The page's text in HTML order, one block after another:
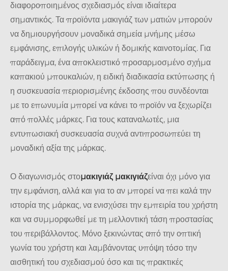
διαφοροποιημένος σχεδιασμός είναι ιδιαίτερα
σημαντικός. Τα προϊόντα μακιγιάζ των ματιών μπορούν
να δημιουργήσουν μοναδικά σημεία μνήμης μέσω
εμφάνισης, επιλογής υλικών ή δομικής καινοτομίας. Για
παράδειγμα, ένα αποκλειστικό προσαρμοσμένο σχήμα
καπακιού μπουκαλιών, η ειδική διαδικασία εκτύπωσης ή
η συσκευασία περιορισμένης έκδοσης που συνδέονται
με το επωνυμία μπορεί να κάνει το προϊόν να ξεχωρίζει
από πολλές μάρκες. Για τους καταναλωτές, μια
εντυπωσιακή συσκευασία συχνά αντιπροσωπεύει τη
μοναδική αξία της μάρκας.
Ο διαγωνισμός στομακιγιάζ μακιγιάζείναι όχι μόνο για
την εμφάνιση, αλλά και για το αν μπορεί να πει καλά την
ιστορία της μάρκας, να ενισχύσει την εμπειρία του χρήστη
και να συμμορφωθεί με τη μελλοντική τάση προστασίας
του περιβάλλοντος. Μόνο ξεκινώντας από την οπτική
γωνία του χρήστη και λαμβάνοντας υπόψη τόσο την
αισθητική του σχεδιασμού όσο και τις πρακτικές